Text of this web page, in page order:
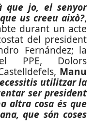
que jo, el senyor
us creeu això?,
durant un acte
del president
Fernández; la
PPE, Dolors
Manu
utilitzar la
ser president
altra cosa és que
que són coses